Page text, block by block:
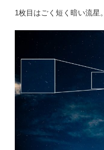
1枚目はごく短く暗い流星。